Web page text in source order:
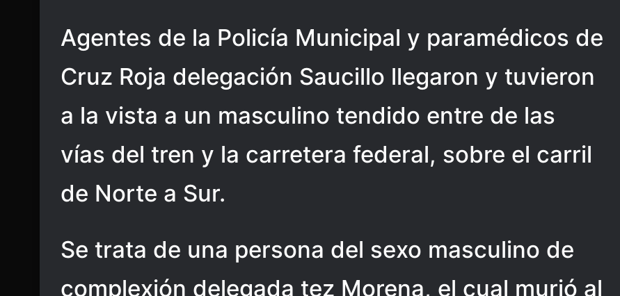
Agentes de la Policía Municipal y paramédicos de
Cruz Roja delegación Saucillo llegaron y tuvieron
a la vista a un masculino tendido entre de las
vías del tren y la carretera federal, sobre el carril
de Norte a Sur.
Se trata de una persona del sexo masculino de
complexión delegada tez Morena, el cual murió al